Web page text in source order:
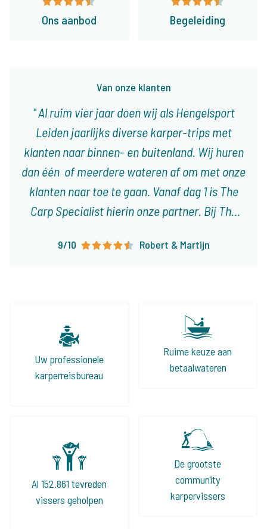
Van onze klanten
Al ruim vier jaar doen wij als Hengelsport
Leiden jaarlijks diverse karper-trips met
klanten naar binnen- en buitenland. Wij huren
dan één of meerdere wateren af om met onze
klanten naar toe te gaan. Vanaf dag 1 is The
Carp Specialist hierin onze partner. Bij The
onaangename verassingen komt te staan en
9/10 Robert & Martijn
Ons aanbod Begeleiding
Uw professionele
karperreisbureau
Ruime keuze aan
betaalwateren
Al 152.861 tevreden
vissers geholpen
De grootste
community
karpervissers